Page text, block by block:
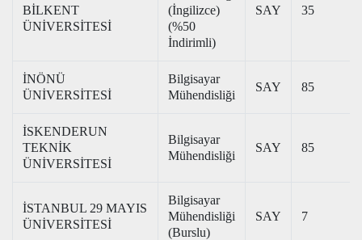
BİLKENT
ÜNİVERSİTESİ
(İngilizce)
(%50
İndirimli)
SAY 35
İNÖNÜ
ÜNİVERSİTESİ
Bilgisayar
Mühendisliği
SAY 85
İSKENDERUN
TEKNİK
ÜNİVERSİTESİ
Bilgisayar
Mühendisliği
SAY 85
İSTANBUL 29 MAYIS
ÜNİVERSİTESİ
Bilgisayar
Mühendisliği
(Burslu)
SAY 7